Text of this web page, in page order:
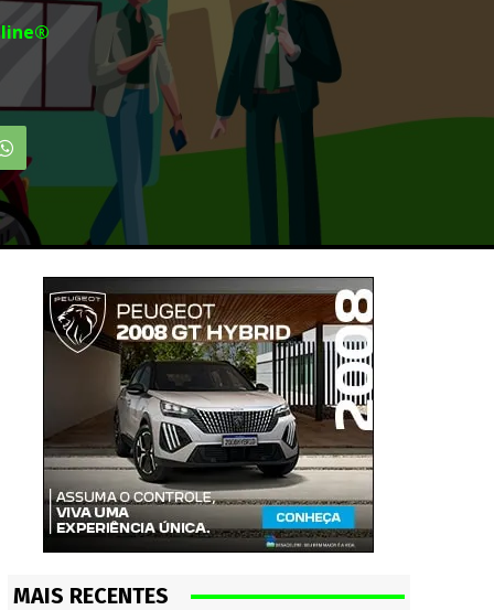
MAIS RECENTES